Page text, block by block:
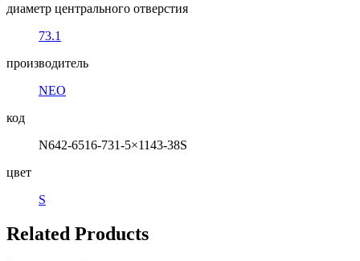
диаметр центрального отверстия
73.1
производитель
NEO
код
N642-6516-731-5×1143-38S
цвет
S
Related Products